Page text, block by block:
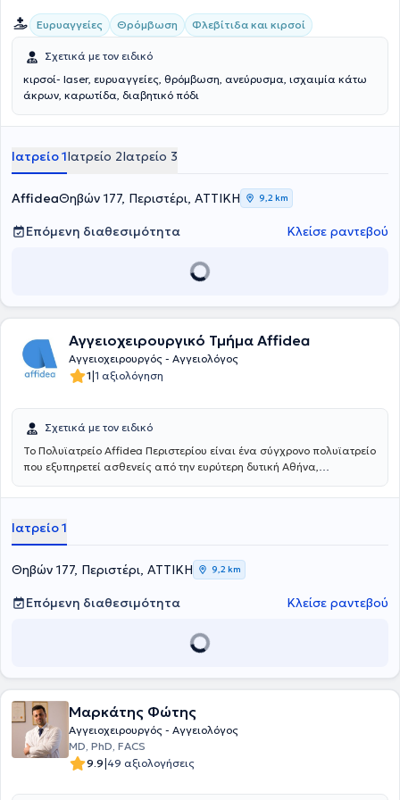
Ευρυαγγείες Θρόμβωση Φλεβίτιδα και κιρσοί
Σχετικά με τον ειδικό
κιρσοί- laser, ευρυαγγείες, θρόμβωση, ανεύρυσμα, ισχαιμία κάτω
άκρων, καρωτίδα, διαβητικό πόδι
Ιατρείο 1Ιατρείο 2Ιατρείο 3
AffideaΘηβών 177, Περιστέρι, ΑΤΤΙΚΗ 9,2 km
Επόμενη διαθεσιμότητα Κλείσε ραντεβού
Αγγειοχειρουργικό Τμήμα Affidea
Αγγειοχειρουργός - Αγγειολόγος
1|1 αξιολόγηση
Σχετικά με τον ειδικό
Το Πολυϊατρείο Affidea Περιστερίου είναι ένα σύγχρονο πολυϊατρείο
που εξυπηρετεί ασθενείς από την ευρύτερη δυτική Αθήνα,
φροντίδα υγείας κάτω από μία οροφή. Με εξειδικευμένους ιατρούς
ολόκληρης της οικογένειας - από προληπτικούς ελέγχους έως
εξειδικευμένη διάγνωση και παρακολούθηση.
Ιατρείο 1
Θηβών 177, Περιστέρι, ΑΤΤΙΚΗ 9,2 km
Επόμενη διαθεσιμότητα Κλείσε ραντεβού
Μαρκάτης Φώτης
Αγγειοχειρουργός - Αγγειολόγος
MD, PhD, FACS
9.9|49 αξιολογήσεις